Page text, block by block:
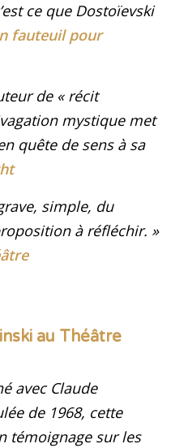
ce que Dostoïevski
fauteuil pour
de « récit
mystique met
quête de sens à sa
simple, du
à réfléchir. »
au Théâtre
avec Claude
de 1968, cette
témoignage sur les